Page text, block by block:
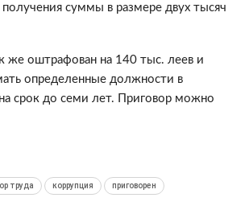
суммы в размере двух тысяч
же оштрафован на 140 тыс. леев и
определенные должности в
срок до семи лет. Приговор можно
труда коррупция приговорен